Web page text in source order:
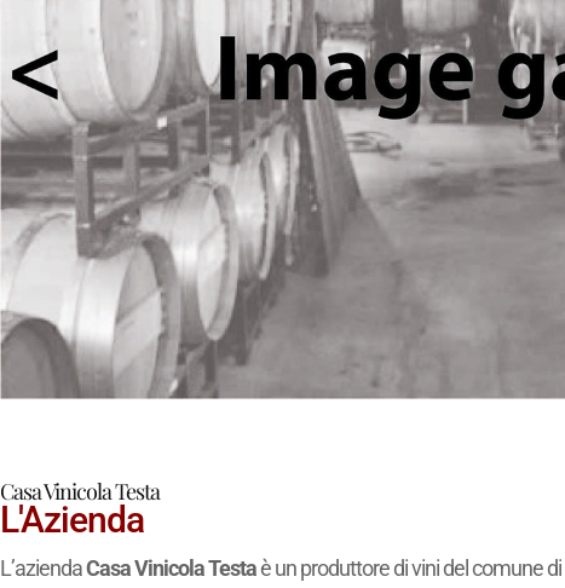
Casa Vinicola Testa
L'Azienda
L’aziendaCasa Vinicola Testaè un produttore di vini del comune di